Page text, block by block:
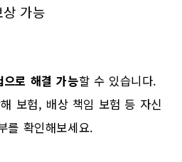
가능
으로 해결 가능할 수 있습니다.
보험, 배상 책임 보험 등 자신
를 확인해보세요.